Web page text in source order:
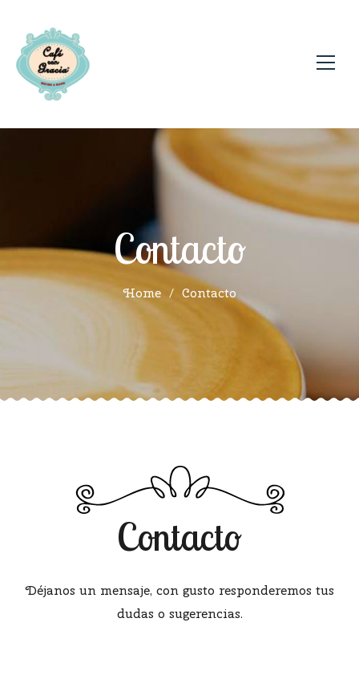
Contacto
Home / Contacto
Contacto
Déjanos un mensaje, con gusto responderemos tus
dudas o sugerencias.